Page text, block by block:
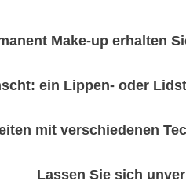
Make-up erhalten
ein Lippen- oder
mit verschiedenen
Lassen Sie sich